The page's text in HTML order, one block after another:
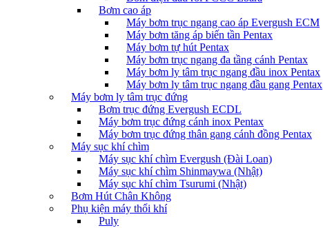
Bơm cao áp
Máy bơm trục ngang cao áp Evergush ECM
Máy bơm tăng áp biến tần Pentax
Máy bơm tự hút Pentax
Máy bơm trục ngang đa tầng cánh Pentax
Máy bơm ly tâm trục ngang đầu inox Pentax
Máy bơm ly tâm trục ngang đầu gang Pentax
Máy bơm ly tâm trục đứng
Bơm trục đứng Evergush ECDL
Máy bơm trục đứng cánh inox Pentax
Máy bơm trục đứng thân gang cánh đồng Pentax
Máy sục khí chìm
Máy sục khí chìm Evergush (Đài Loan)
Máy sục khí chìm Shinmaywa (Nhật)
Máy sục khí chìm Tsurumi (Nhật)
Bơm Hút Chân Không
Phụ kiện máy thổi khí
Puly